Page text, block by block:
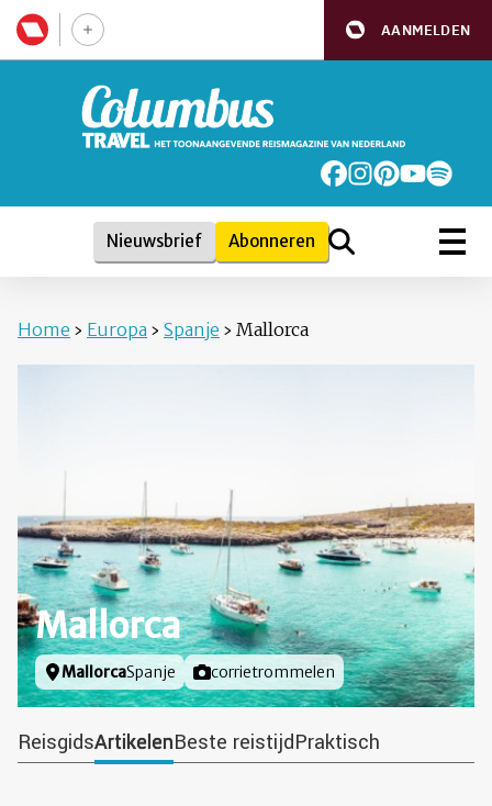
AANMELDEN
Nieuwsbrief Abonneren
Home › Europa › Spanje › Mallorca
Mallorca
Locatie
MallorcaSpanje Foto door
corrietrommelen
ReisgidsArtikelenBeste reistijdPraktisch